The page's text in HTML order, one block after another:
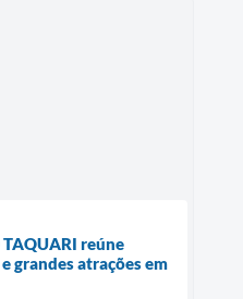
TAQUARI reúne
grandes atrações em